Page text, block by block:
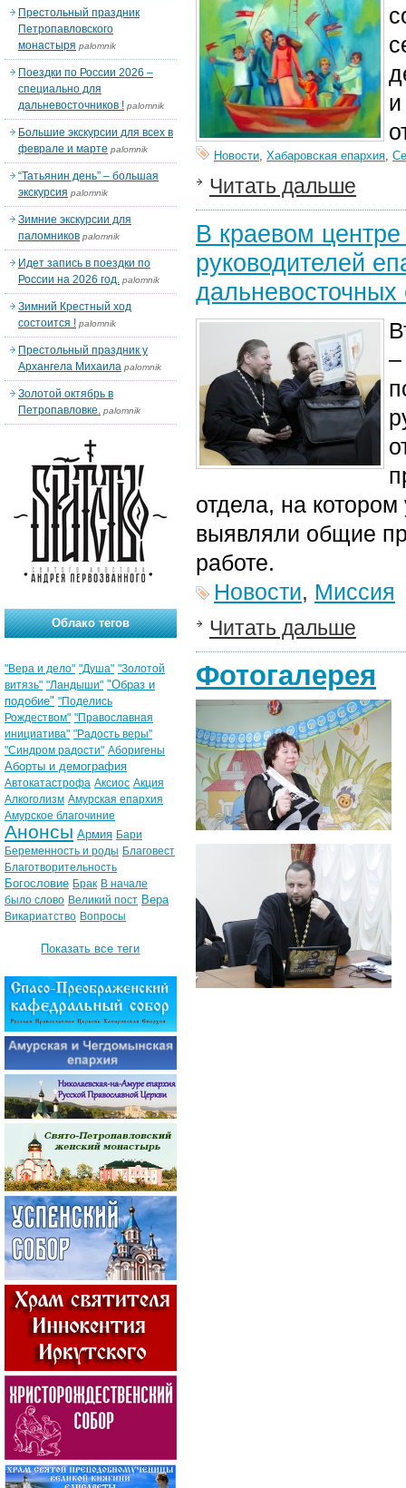
Новости, Хабаровская епархия,
Читать дальше
В краевом
руководителей
дальневосточных
–
отдела, на
выявляли общие
работе.
Новости, Миссия
Читать дальше
Фотогалерея
Престольный праздник
Петропавловского
монастыря palomnik
Поездки по России 2026 –
специально для
дальневосточников ! palomnik
Большие экскурсии для всех в
феврале и марте palomnik
“Татьянин день” – большая
экскурсия palomnik
Зимние экскурсии для
паломников palomnik
Идет запись в поездки по
России на 2026 год. palomnik
Зимний Крестный ход
состоится ! palomnik
Престольный праздник у
Архангела Михаила palomnik
Золотой октябрь в
Петропавловке. palomnik
Облако тегов
"Вера и дело" "Душа" "Золотой
витязь" "Ландыши" "Образ и
подобие" "Поделись
Рождеством" "Православная
инициатива" "Радость веры"
"Синдром радости" Аборигены
Аборты и демография
Автокатастрофа Аксиос Акция
Алкоголизм Амурская епархия
Амурское благочиние
Анонсы Армия Бари
Беременность и роды Благовест
Благотворительность
Богословие Брак В начале
было слово Великий пост Вера
Викариатство Вопросы
Показать все теги